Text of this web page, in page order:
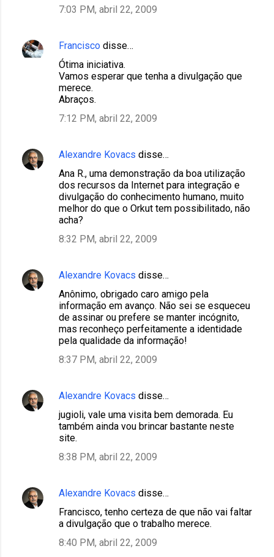
7:03 PM, abril 22, 2009
Francisco disse…
Ótima iniciativa.
Vamos esperar que tenha a divulgação que
merece.
Abraços.
7:12 PM, abril 22, 2009
Alexandre Kovacs disse…
Ana R., uma demonstração da boa utilização
dos recursos da Internet para integração e
divulgação do conhecimento humano, muito
melhor do que o Orkut tem possibilitado, não
acha?
8:32 PM, abril 22, 2009
Alexandre Kovacs disse…
Anônimo, obrigado caro amigo pela
informação em avanço. Não sei se esqueceu
de assinar ou prefere se manter incógnito,
mas reconheço perfeitamente a identidade
pela qualidade da informação!
8:37 PM, abril 22, 2009
Alexandre Kovacs disse…
jugioli, vale uma visita bem demorada. Eu
também ainda vou brincar bastante neste
site.
8:38 PM, abril 22, 2009
Alexandre Kovacs disse…
Francisco, tenho certeza de que não vai faltar
a divulgação que o trabalho merece.
8:40 PM, abril 22, 2009